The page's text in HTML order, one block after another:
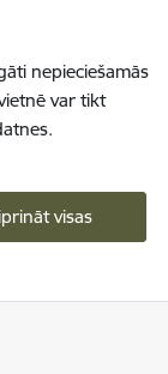
nepieciešamās
var tikt
visas